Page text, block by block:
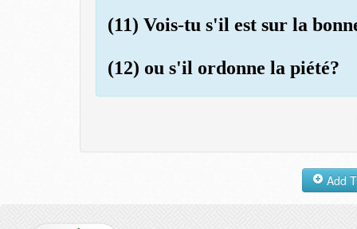
(11) Vois-tu s'il est sur la
(12) ou s'il ordonne la piété?